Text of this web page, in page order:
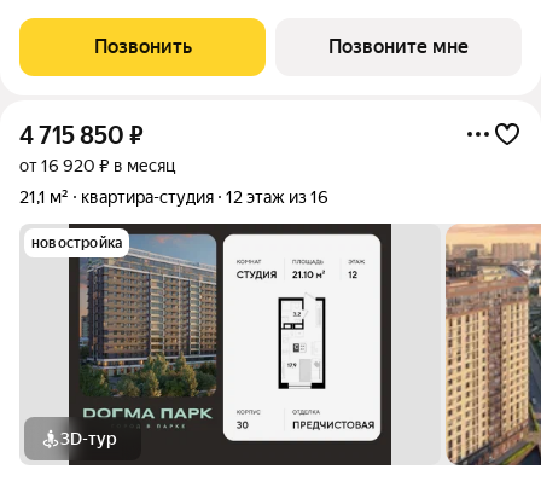
сочетающий в себе стильную архитектуру современного
города, и настоящий зеленый
Позвонить Позвоните мне
4 715 850 ₽
от 16 920 ₽ в месяц
21,1 м²
квартира-студия 12 этаж из 16
новостройка
3D-тур